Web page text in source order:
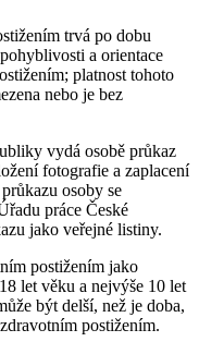
trvá po dobu
a orientace
platnost tohoto
nebo je bez
vydá osobě průkaz
fotografie a zaplacení
osoby se
práce České
jako veřejné listiny.
postižením jako
let věku a nejvýše 10 let
být delší, než je doba,
postižením.